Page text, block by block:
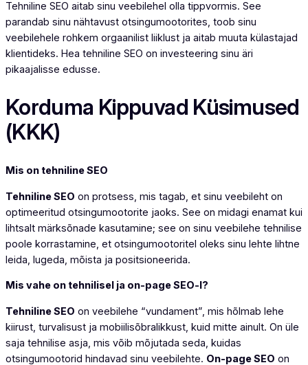
Tehniline SEO aitab sinu veebilehel olla tippvormis. See
parandab sinu nähtavust otsingumootorites, toob sinu
veebilehele rohkem orgaanilist liiklust ja aitab muuta külastajad
klientideks. Hea tehniline SEO on investeering sinu äri
pikaajalisse edusse.
Korduma Kippuvad Küsimused
(KKK)
Mis on tehniline SEO
Tehniline SEO on protsess, mis tagab, et sinu veebileht on
optimeeritud otsingumootorite jaoks. See on midagi enamat kui
lihtsalt märksõnade kasutamine; see on sinu veebilehe tehnilise
poole korrastamine, et otsingumootoritel oleks sinu lehte lihtne
leida, lugeda, mõista ja positsioneerida.
Mis vahe on tehnilisel ja on-page SEO-l?
Tehniline SEO on veebilehe “vundament”, mis hõlmab lehe
kiirust, turvalisust ja mobiilisõbralikkust, kuid mitte ainult. On üle
saja tehnilise asja, mis võib mõjutada seda, kuidas
otsingumootorid hindavad sinu veebilehte. On-page SEO on